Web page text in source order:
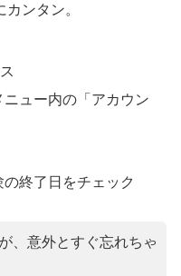
ンタン。
ニュー内の「アカウン
終了日をチェック
、意外とすぐ忘れちゃ